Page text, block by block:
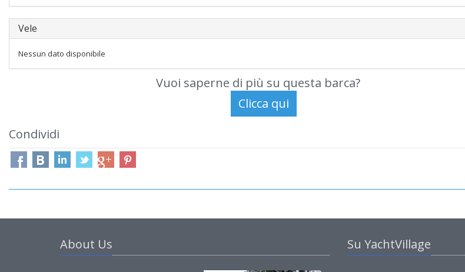
Vele
Nessun dato disponibile
Vuoi saperne di più su questa barca?
Condividi
About Us Su YachtVillage